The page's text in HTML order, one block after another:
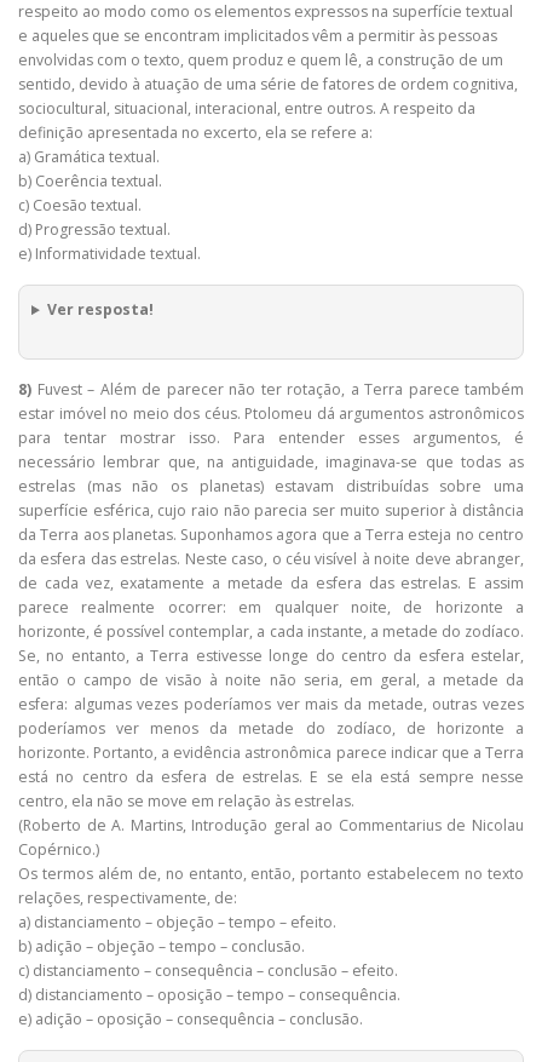
respeito ao modo como os elementos expressos na superfície textual
e aqueles que se encontram implicitados vêm a permitir às pessoas
envolvidas com o texto, quem produz e quem lê, a construção de um
sentido, devido à atuação de uma série de fatores de ordem cognitiva,
sociocultural, situacional, interacional, entre outros. A respeito da
definição apresentada no excerto, ela se refere a:
a) Gramática textual.
b) Coerência textual.
c) Coesão textual.
d) Progressão textual.
e) Informatividade textual.
Ver resposta!
8) Fuvest – Além de parecer não ter rotação, a Terra parece também
estar imóvel no meio dos céus. Ptolomeu dá argumentos astronômicos
para tentar mostrar isso. Para entender esses argumentos, é
necessário lembrar que, na antiguidade, imaginava-se que todas as
estrelas (mas não os planetas) estavam distribuídas sobre uma
superfície esférica, cujo raio não parecia ser muito superior à distância
da Terra aos planetas. Suponhamos agora que a Terra esteja no centro
da esfera das estrelas. Neste caso, o céu visível à noite deve abranger,
de cada vez, exatamente a metade da esfera das estrelas. E assim
parece realmente ocorrer: em qualquer noite, de horizonte a
horizonte, é possível contemplar, a cada instante, a metade do zodíaco.
Se, no entanto, a Terra estivesse longe do centro da esfera estelar,
então o campo de visão à noite não seria, em geral, a metade da
esfera: algumas vezes poderíamos ver mais da metade, outras vezes
poderíamos ver menos da metade do zodíaco, de horizonte a
horizonte. Portanto, a evidência astronômica parece indicar que a Terra
está no centro da esfera de estrelas. E se ela está sempre nesse
centro, ela não se move em relação às estrelas.
(Roberto de A. Martins, Introdução geral ao Commentarius de Nicolau
Copérnico.)
Os termos além de, no entanto, então, portanto estabelecem no texto
relações, respectivamente, de:
a) distanciamento – objeção – tempo – efeito.
b) adição – objeção – tempo – conclusão.
c) distanciamento – consequência – conclusão – efeito.
d) distanciamento – oposição – tempo – consequência.
e) adição – oposição – consequência – conclusão.